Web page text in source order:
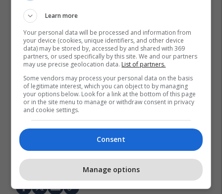
Jugohrom
Qeveria E Maqedonisë Së Veriut
Bashkim Ameti
Learn more
Your personal data will be processed and information from
your device (cookies, unique identifiers, and other device
data) may be stored by, accessed by and shared with 369
partners, or used specifically by this site. We and our partners
may use precise geolocation data. List of partners.
Some vendors may process your personal data on the basis
of legitimate interest, which you can object to by managing
your options below. Look for a link at the bottom of this page
or in the site menu to manage or withdraw consent in privacy
and cookie settings.
Consent
Manage options